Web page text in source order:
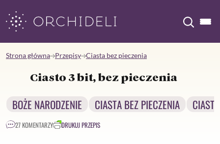
content
Strona główna Przepisy Ciasta bez pieczenia
Ciasto 3 bit, bez pieczenia
BOŻE NARODZENIE CIASTA BEZ PIECZENIA
27 KOMENTARZY DRUKUJ PRZEPIS